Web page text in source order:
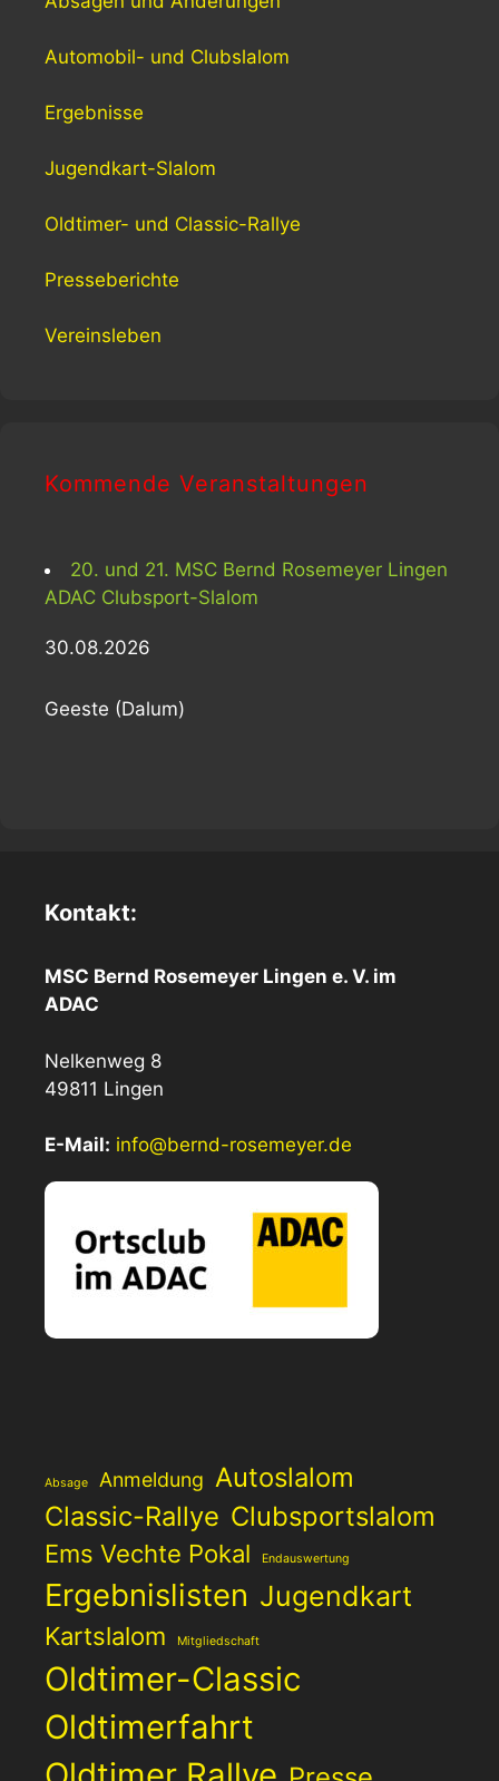
Automobil- und Clubslalom
Ergebnisse
Jugendkart-Slalom
Oldtimer- und Classic-Rallye
Presseberichte
Vereinsleben
Kommende Veranstaltungen
20. und 21. MSC Bernd Rosemeyer Lingen
ADAC Clubsport-Slalom
30.08.2026
Geeste (Dalum)
Kontakt:
MSC Bernd Rosemeyer Lingen e. V. im
ADAC
Nelkenweg 8
49811 Lingen
E-Mail: info@bernd-rosemeyer.de
Absage Anmeldung Autoslalom
Classic-Rallye Clubsportslalom
Ems Vechte Pokal Endauswertung
Ergebnislisten Jugendkart
Kartslalom Mitgliedschaft
Oldtimer-Classic
Oldtimerfahrt